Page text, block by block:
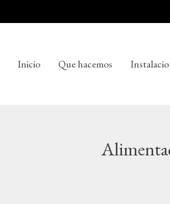
Inicio Que hacemos